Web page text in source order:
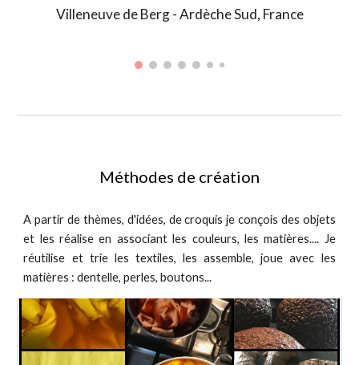
Villeneuve de Berg - Ardèche Sud, France
Méthodes de création
A partir de thèmes, d'idées, de croquis je conçois des objets
et les réalise en associant les couleurs, les matières.... Je
réutilise et trie les textiles, les assemble, joue avec les
matières : dentelle, perles, boutons...